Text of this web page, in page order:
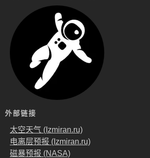
外部链接
太空天气 (Izmiran.ru)
电离层预报 (Izmiran.ru)
磁暴预报 (NASA)